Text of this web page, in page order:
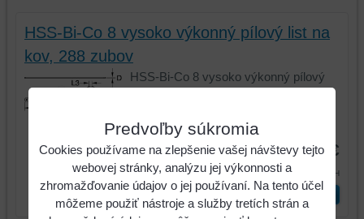
HSS-Bi-Co 8 vysoko výkonný pílový list na
kov, 288 zubov
HSS-Bi-Co 8 vysoko výkonný pílový
Kód:129.6620V
1,98 €
2,44 € s DPH
ks Vložiť do košíka
Predvoľby súkromia
Cookies používame na zlepšenie vašej návštevy tejto
webovej stránky, analýzu jej výkonnosti a
zhromažďovanie údajov o jej používaní. Na tento účel
môžeme použiť nástroje a služby tretích strán a